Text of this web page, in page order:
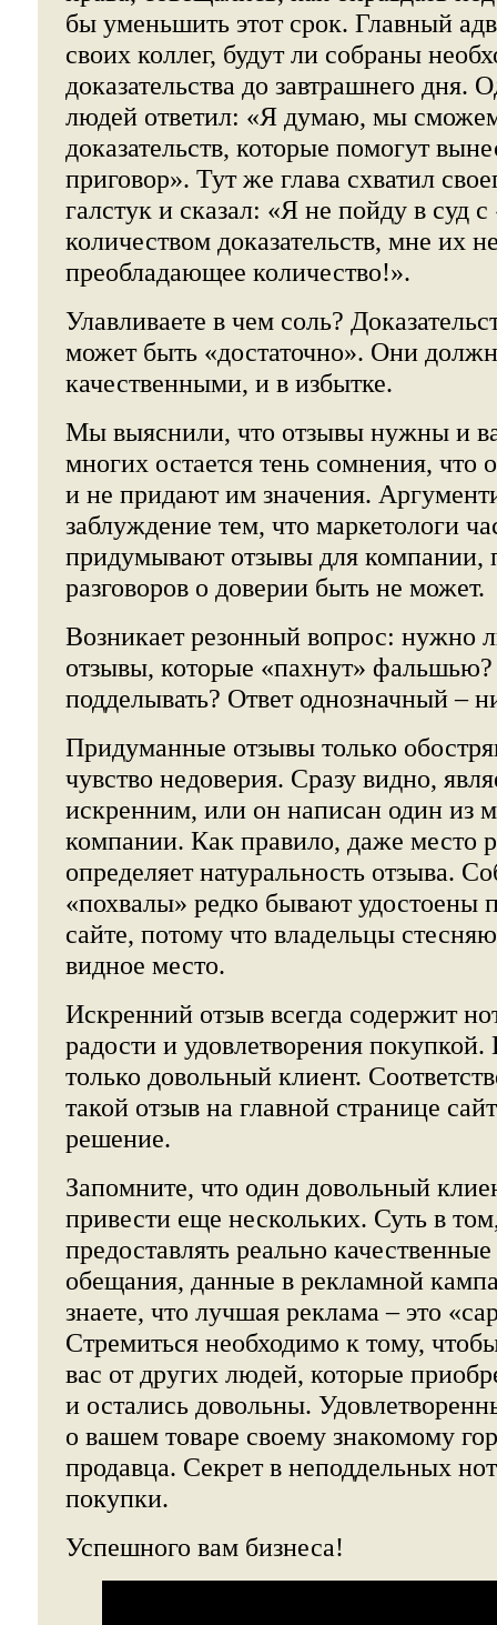
бы уменьшить этот срок. Главный
своих коллег, будут ли собраны
доказательства до завтрашнего дня.
людей ответил: «Я думаю, мы сможем
доказательств, которые помогут
приговор». Тут же глава схватил
галстук и сказал: «Я не пойду в суд
количеством доказательств, мне их
преобладающее количество!».
Улавливаете в чем соль?
может быть «достаточно». Они
качественными, и в избытке.
Мы выяснили, что отзывы нужны и
многих остается тень сомнения, что
и не придают им значения.
заблуждение тем, что маркетологи
придумывают отзывы для компании,
разговоров о доверии быть не может.
Возникает резонный вопрос: нужно
отзывы, которые «пахнут»
подделывать? Ответ однозначный –
Придуманные отзывы только
чувство недоверия. Сразу видно,
искренним, или он написан один из
компании. Как правило, даже место
определяет натуральность отзыва.
«похвалы» редко бывают удостоены
сайте, потому что владельцы
видное место.
Искренний отзыв всегда содержит
радости и удовлетворения
только довольный клиент.
такой отзыв на главной странице
решение.
Запомните, что один довольный
привести еще нескольких. Суть в
предоставлять реально
обещания, данные в рекламной
знаете, что лучшая реклама – это
Стремиться необходимо к тому,
вас от других людей, которые
и остались довольны.
о вашем товаре своему знакомому
продавца. Секрет в неподдельных
покупки.
Успешного вам бизнеса!